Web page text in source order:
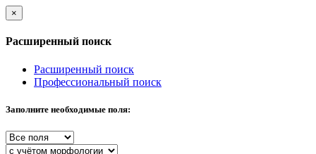
×
Расширенный поиск
Расширенный поиск
Профессиональный поиск
Заполните необходимые поля: